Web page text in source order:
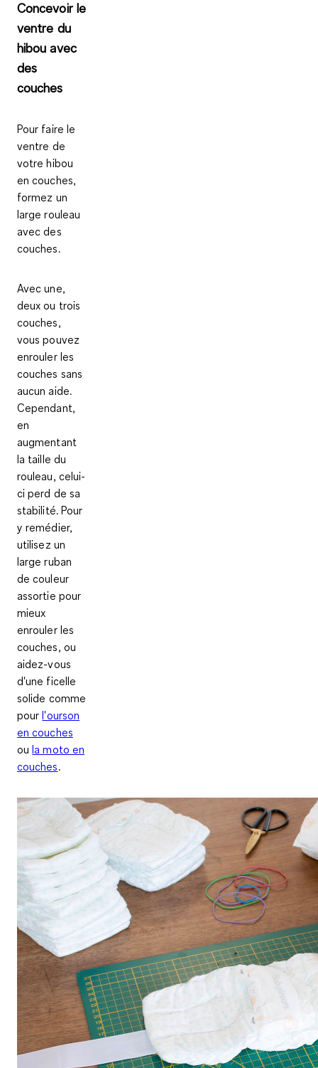
Concevoir le
ventre du
hibou avec
des
couches
Pour faire le
ventre de
votre hibou
en couches,
formez un
large rouleau
avec des
couches.
Avec une,
deux ou trois
couches,
vous pouvez
enrouler les
couches sans
aucun aide.
Cependant,
en
augmentant
la taille du
rouleau, celui-
ci perd de sa
stabilité. Pour
y remédier,
utilisez un
large ruban
de couleur
assortie pour
mieux
enrouler les
couches, ou
aidez-vous
d'une ficelle
solide comme
pourl'ourson
en couches
oula moto en
couches.